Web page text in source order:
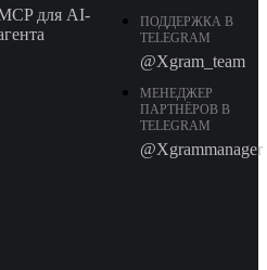
для AI-
ПОДДЕРЖКА В
TELEGRAM
@Xgram_team
МЕНЕДЖЕР
ПАРТНЁРОВ В
TELEGRAM
@Xgrammanager